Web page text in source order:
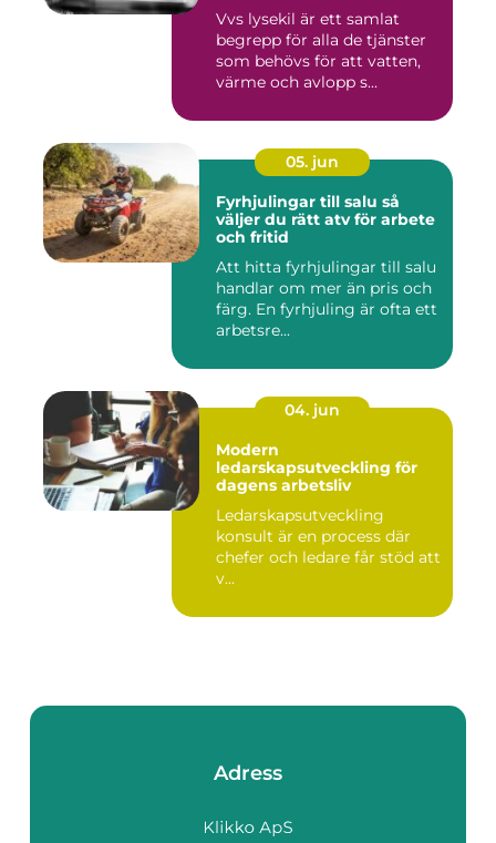
Vvs lysekil är ett samlat
begrepp för alla de tjänster
som behövs för att vatten,
värme och avlopp s...
05. jun
Fyrhjulingar till salu så
väljer du rätt atv för arbete
och fritid
Att hitta fyrhjulingar till salu
handlar om mer än pris och
färg. En fyrhjuling är ofta ett
arbetsre...
04. jun
Modern
ledarskapsutveckling för
dagens arbetsliv
Ledarskapsutveckling
konsult är en process där
chefer och ledare får stöd att
v...
Adress